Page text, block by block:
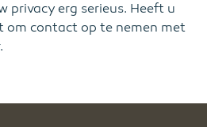
privacy erg serieus. Heeft u
om contact op te nemen met